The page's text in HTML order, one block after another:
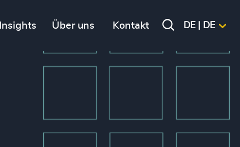
Insights Über uns Kontakt DE | DE